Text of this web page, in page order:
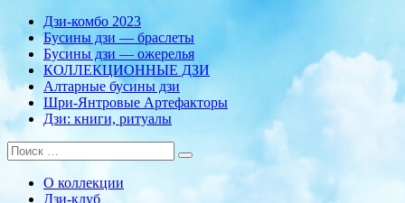
Дзи-комбо 2023
Бусины дзи — браслеты
Бусины дзи — ожерелья
КОЛЛЕКЦИОННЫЕ ДЗИ
Алтарные бусины дзи
Шри-Янтровые Артефакторы
Дзи: книги, ритуалы
О коллекции
Дзи-клуб